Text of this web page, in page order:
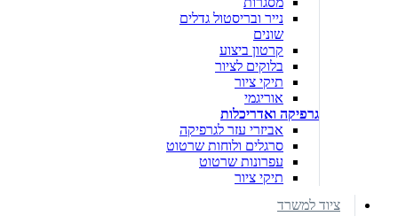
נייר ובריסטול גדלים
שונים
קרטון ביצוע
בלוקים לציור
תיקי ציור
אוריגמי
גרפיקה ואדריכלות
אביזרי עזר לגרפיקה
סרגלים ולוחות שרטוט
עפרונות שרטוט
תיקי ציור
ציוד למשרד